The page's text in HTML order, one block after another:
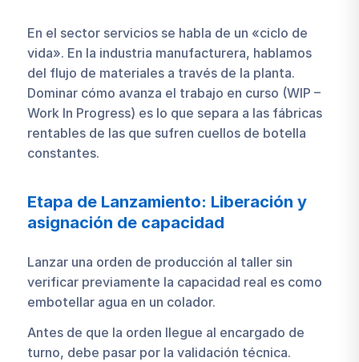
En el sector servicios se habla de un «ciclo de
vida». En la industria manufacturera, hablamos
del flujo de materiales a través de la planta.
Dominar cómo avanza el trabajo en curso (WIP –
Work In Progress) es lo que separa a las fábricas
rentables de las que sufren cuellos de botella
constantes.
Etapa de Lanzamiento: Liberación y
asignación de capacidad
Lanzar una orden de producción al taller sin
verificar previamente la capacidad real es como
embotellar agua en un colador.
Antes de que la orden llegue al encargado de
turno, debe pasar por la validación técnica.